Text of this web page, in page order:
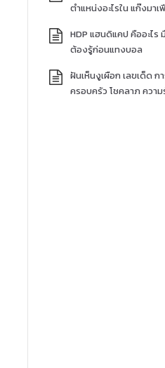
ตำแหน่งอะไรใน แก๊งมาเ
HDP แฮนดิแคป คืออะไร
ต้องรู้ก่อนแทงบอล
ฝันเห็นงูเผือก เลขเด็ด ก
ครอบครัว โชคลาภ ความ